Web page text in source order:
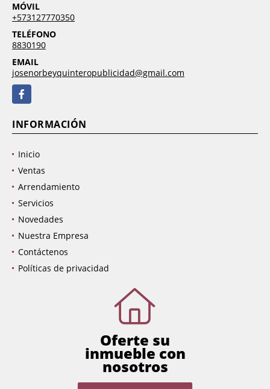
MÓVIL
+573127770350
TELÉFONO
8830190
EMAIL
josenorbeyquinteropublicidad@gmail.com
Facebook
INFORMACIÓN
Inicio
Ventas
Arrendamiento
Servicios
Novedades
Nuestra Empresa
Contáctenos
Políticas de privacidad
Oferte su
inmueble con
nosotros